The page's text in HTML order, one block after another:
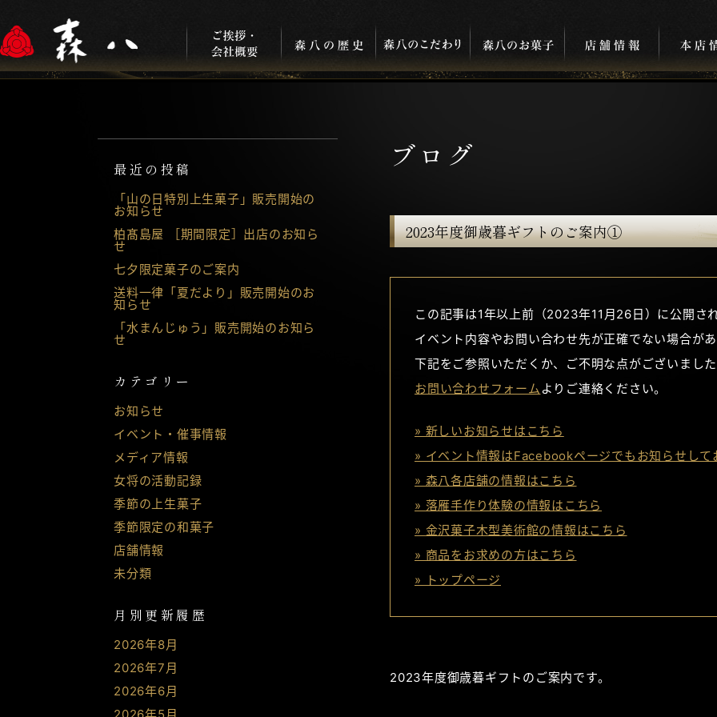
最近の投稿
「山の日特別上生菓子」販売開始の
お知らせ
柏髙島屋 ［期間限定］出店のお知ら
せ
七夕限定菓子のご案内
送料一律「夏だより」販売開始のお
知らせ
「水まんじゅう」販売開始のお知ら
せ
カテゴリー
お知らせ
イベント・催事情報
メディア情報
女将の活動記録
季節の上生菓子
季節限定の和菓子
店舗情報
未分類
月別更新履歴
2026年8月
2026年7月
2026年6月
ブログ
2023年度御歳暮ギフトのご案内①
この記事は1年以上前（2023年11月26日）に公開され
イベント内容やお問い合わせ先が正確でない場合があ
下記をご参照いただくか、ご不明な点がございまし
お問い合わせフォーム よりご連絡ください。
» 新しいお知らせはこちら
» イベント情報はFacebookページでもお知らせして
» 森八各店舗の情報はこちら
» 落雁手作り体験の情報はこちら
» 金沢菓子木型美術館の情報はこちら
» 商品をお求めの方はこちら
» トップページ
2023年度御歳暮ギフトのご案内です。